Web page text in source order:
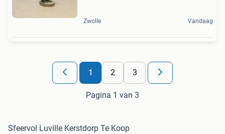
Zwolle Vandaag
1 2 3
Pagina 1 van 3
Sfeervol Luville Kerstdorp Te Koop